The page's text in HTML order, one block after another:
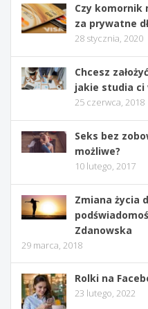
Czy komornik
za prywatne
28 stycznia, 2020
Chcesz
jakie studia ci
25 czerwca, 2018
Seks bez
możliwe?
10 lutego, 2017
Zmiana życia
Zdanowska
29 marca, 2018
Rolki na
23 lutego, 2022